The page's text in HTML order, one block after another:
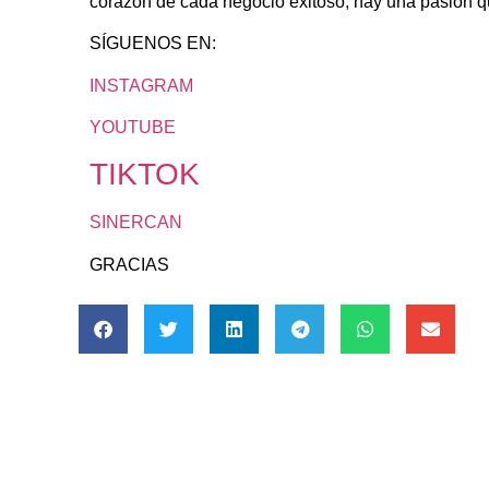
SÍGUENOS EN:
INSTAGRAM
YOUTUBE
TIKTOK
SINERCAN
GRACIAS